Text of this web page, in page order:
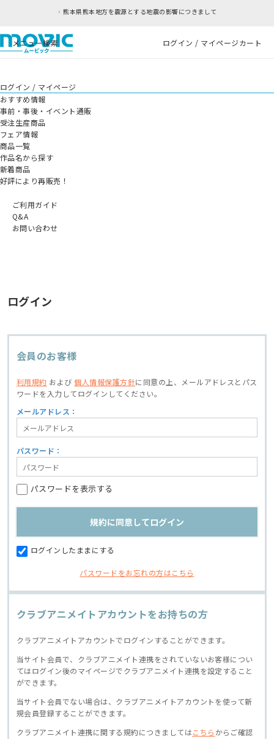
熊本県熊本地方を震源とする地震の影響につきまして
メニュー検索 ログイン / マイページカート
ログイン / マイページ
おすすめ情報
事前・事後・イベント通販
受注生産商品
フェア情報
商品一覧
作品名から探す
新着商品
好評により再販売！
ご利用ガイド
Q&A
お問い合わせ
ログイン
会員のお客様
利用規約 および個人情報保護方針に同意の上、
メールアドレスとパス
ワードを入力してログインしてください。
メールアドレス：
パスワード：
パスワードを表示する
ログインしたままにする
パスワードをお忘れの方はこちら
クラブアニメイトアカウントをお持ちの方
クラブアニメイトアカウントでログインすることができます。
当サイト会員で、クラブアニメイト連携をされていないお客様につい
てはログイン後のマイページでクラブアニメイト連携を設定すること
ができます。
当サイト会員でない場合は、クラブアニメイトアカウントを使って新
規会員登録することができます。
クラブアニメイト連携に関する規約につきましてはこちら からご確認